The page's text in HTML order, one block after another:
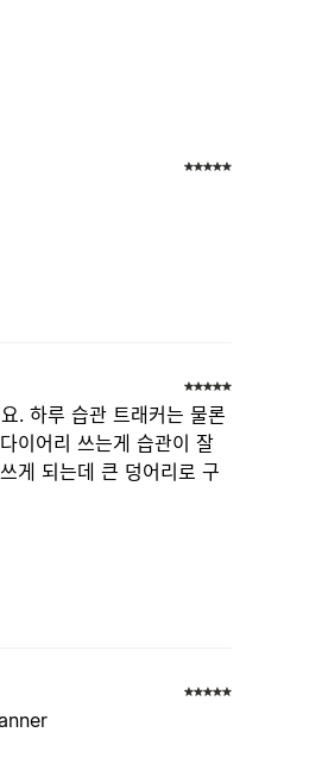
. 하루 습관 트래커는 물론
이어리 쓰는게 습관이 잘
게 되는데 큰 덩어리로 구